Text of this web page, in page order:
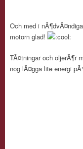
Och med i
motorn glad!
TÃ¤tningar och oljerÃ¶r
nog lÃ¤gga lite energi